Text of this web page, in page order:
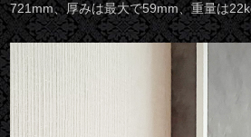
721mm、厚みは最大で59mm、重量は